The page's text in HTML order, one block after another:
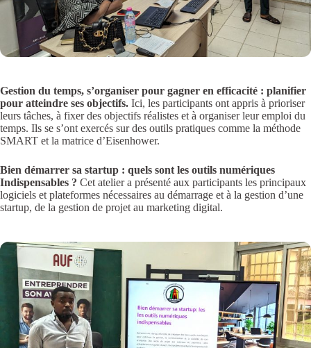
Gestion du temps, s’organiser pour gagner en efficacité : planifier
pour atteindre ses objectifs. Ici, les participants ont appris à prioriser
leurs tâches, à fixer des objectifs réalistes et à organiser leur emploi du
temps. Ils se s’ont exercés sur des outils pratiques comme la méthode
SMART et la matrice d’Eisenhower.
Bien démarrer sa startup : quels sont les outils numériques
Indispensables ? Cet atelier a présenté aux participants les principaux
logiciels et plateformes nécessaires au démarrage et à la gestion d’une
startup, de la gestion de projet au marketing digital.